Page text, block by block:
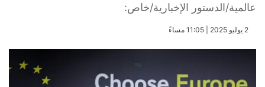
عالمية/الدستور الإخبارية/خاص:
​2 يوليو 2025 | 11:05 مساءً